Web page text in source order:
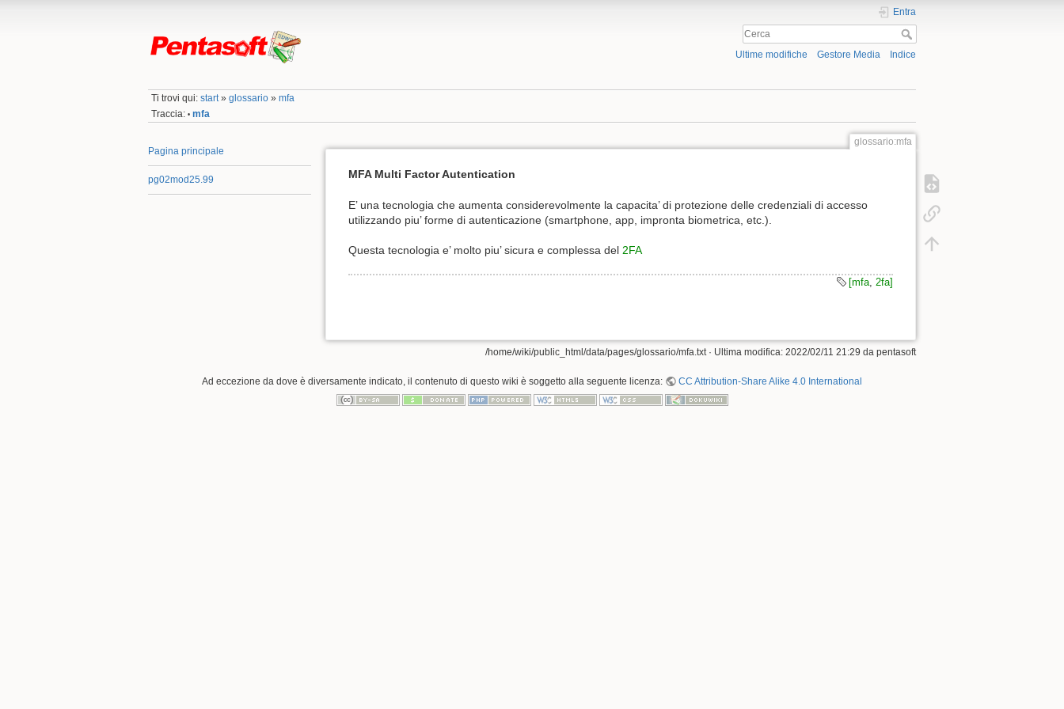
Entra
Ultime modifiche Gestore Media Indice
Ti trovi qui:start»glossario »mfa
Traccia: • mfa
Pagina principale
pg02mod25.99
glossario:mfa
MFA Multi Factor Autentication
E’ una tecnologia che aumenta considerevolmente la capacita’ di protezione delle credenziali di accesso
utilizzando piu’ forme di autenticazione (smartphone, app, impronta biometrica, etc.).
Questa tecnologia e’ molto piu’ sicura e complessa del 2FA
[mfa, 2fa]
/home/wiki/public_html/data/pages/glossario/mfa.txt· Ultima modifica: 2022/02/11 21:29 da pentasoft
Ad eccezione da dove è diversamente indicato, il contenuto di questo wiki è soggetto alla seguente licenza: CC Attribution-Share Alike 4.0 International